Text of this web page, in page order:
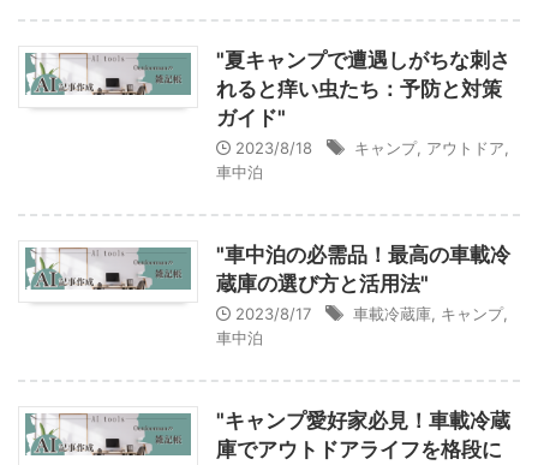
"夏キャンプで遭遇しがちな刺さ
れると痒い虫たち：予防と対策
ガイド"
2023/8/18 キャンプ, アウトドア
車中泊
"車中泊の必需品！最高の車載冷
蔵庫の選び方と活用法"
2023/8/17 車載冷蔵庫 キャンプ,
車中泊
"キャンプ愛好家必見！車載冷蔵
庫でアウトドアライフを格段に